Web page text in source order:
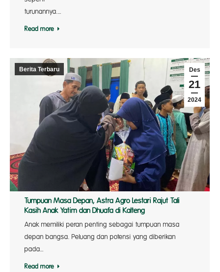
turunannya.…
Read more
Des
21
2024
Berita Terbaru
Tumpuan Masa Depan, Astra Agro Lestari Rajut Tali
Kasih Anak Yatim dan Dhuafa di Kalteng
Anak memiliki peran penting sebagai tumpuan masa
depan bangsa. Peluang dan potensi yang diberikan
pada…
Read more